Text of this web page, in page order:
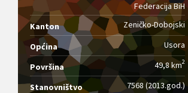
Federacija BiH
Kanton
Zeničko-Dobojski
Općina Usora
Površina 49,8 km2
Stanovništvo 7568 (2013.god.)